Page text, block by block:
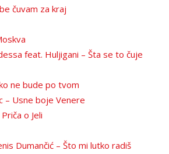
čuvam za kraj
feat. Huljigani – Šta se to čuje
ne bude po tvom
– Usne boje Venere
o Jeli
Dumančić – Što mi lutko radiš